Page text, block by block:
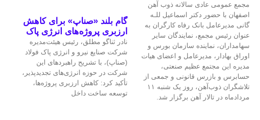
مجمع عمومی عادی سالانه ذوب آهن
اصفهان با حضور دکتر اسماعیل للـه
گانی مدیرعامل بانک رفاه کارگران به
عنوان رئیس مجمع، نمایندگان سایر
سهامداران، نماینده سازمان بورس و
اوراق بهادار، مدیرعامل و اعضای هیات
مدیره این مجتمع عظیم صنعتی،
حسابرس و بازرس قانونی و جمعی از
تلاشگران ذوب‌آهن، روز یک شنبه ۱۱
مردادماه در تالار آهن برگزار شد.
گام بلند «صناپ» برای کاهش
ارزبری پروژه‌های انرژی پاک
نادر ثناگو مطلق، رئیس هیئت‌مدیره
شرکت صنایع نیرو و انرژی پاک فولاد
(صناپ)، با تشریح راهبردهای این
شرکت در حوزه انرژی‌های تجدیدپذیر،
تأکید کرد: کاهش ارزبری پروژه‌ها،
توسعه ساخت داخل